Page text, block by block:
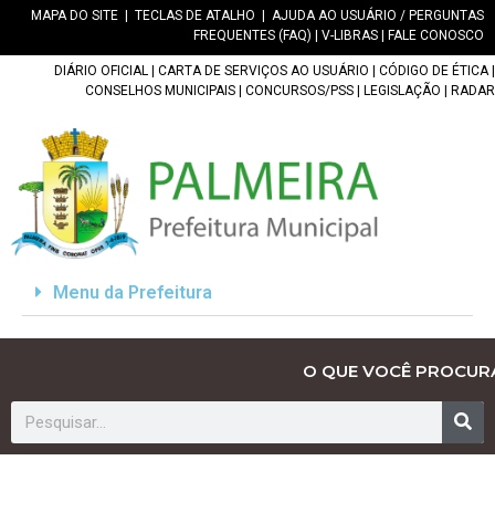
MAPA DO SITE TECLAS DE ATALHO
AJUDA AO USUÁRIO / PERGUNTAS
FREQUENTES (FAQ)
V-LIBRAS FALE CONOSCO
DIÁRIO OFICIAL CARTA DE SERVIÇOS AO USUÁRIO CÓDIGO DE ÉTICA|
CONSELHOS MUNICIPAIS
CONCURSOS/PSS LEGISLAÇÃO RADAR
Menu da Prefeitura
O QUE VOCÊ